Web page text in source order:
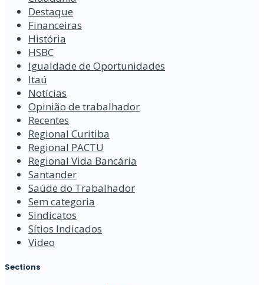
Destaque
Financeiras
História
HSBC
Igualdade de Oportunidades
Itaú
Notícias
Opinião de trabalhador
Recentes
Regional Curitiba
Regional PACTU
Regional Vida Bancária
Santander
Saúde do Trabalhador
Sem categoria
Sindicatos
Sítios Indicados
Video
Sections